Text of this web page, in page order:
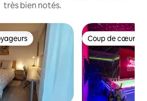
très bien notés.
parmi les plus aimésCoup de cœur
Coup de cœur